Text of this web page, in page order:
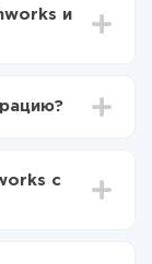
и
из
минут. В
с